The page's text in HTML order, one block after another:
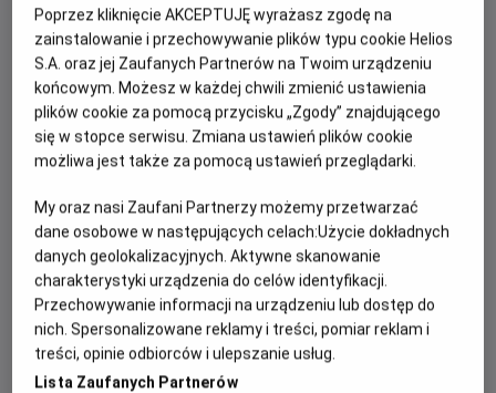
łączy w sobie 8. odcinek z zupełnie nowym, godzinnym 9.
odcinkiem, który fani będą mogli obejrzeć jako pierwsi na
świecie.
Po odejściu Caine'a i zamknięciu cyrku, aktorom pozostają
jedynie błędy i traumy z przeszłości, które dotrzymują im
towarzystwa. Gdy perspektywa wieczności zbliża się
wielkimi krokami, odkrywają prawdę o Digital Circus i jego
historii. Czy pogodzą się z tym, co odkryją, czy też
dokonają… innego wyboru?
Poza tym, prawdopodobnie w pewnym momencie ktoś
powie coś zabawnego, bo to zakończenie nie może być aż
tak przygnębiające, prawda?
Poprzez kliknięcie AKCEPTUJĘ wyrażasz zgodę na
zainstalowanie i przechowywanie plików typu cookie Helios
S.A. oraz jej Zaufanych Partnerów na Twoim urządzeniu
końcowym. Możesz w każdej chwili zmienić ustawienia
plików cookie za pomocą przycisku „Zgody” znajdującego
się w stopce serwisu. Zmiana ustawień plików cookie
możliwa jest także za pomocą ustawień przeglądarki.
My oraz nasi Zaufani Partnerzy możemy przetwarzać
dane osobowe w następujących celach:Użycie dokładnych
danych geolokalizacyjnych. Aktywne skanowanie
charakterystyki urządzenia do celów identyfikacji.
Przechowywanie informacji na urządzeniu lub dostęp do
nich. Spersonalizowane reklamy i treści, pomiar reklam i
treści, opinie odbiorców i ulepszanie usług.
Lista Zaufanych Partnerów